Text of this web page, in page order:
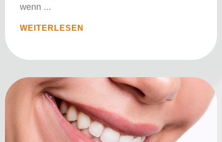
wenn
WEITERLESEN